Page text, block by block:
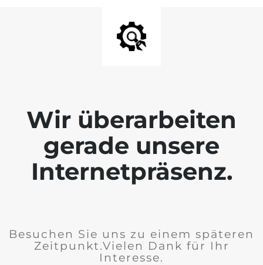
Wir überarbeiten
gerade unsere
Internetpräsenz.
Besuchen Sie uns zu einem späteren
Zeitpunkt.Vielen Dank für Ihr
Interesse.